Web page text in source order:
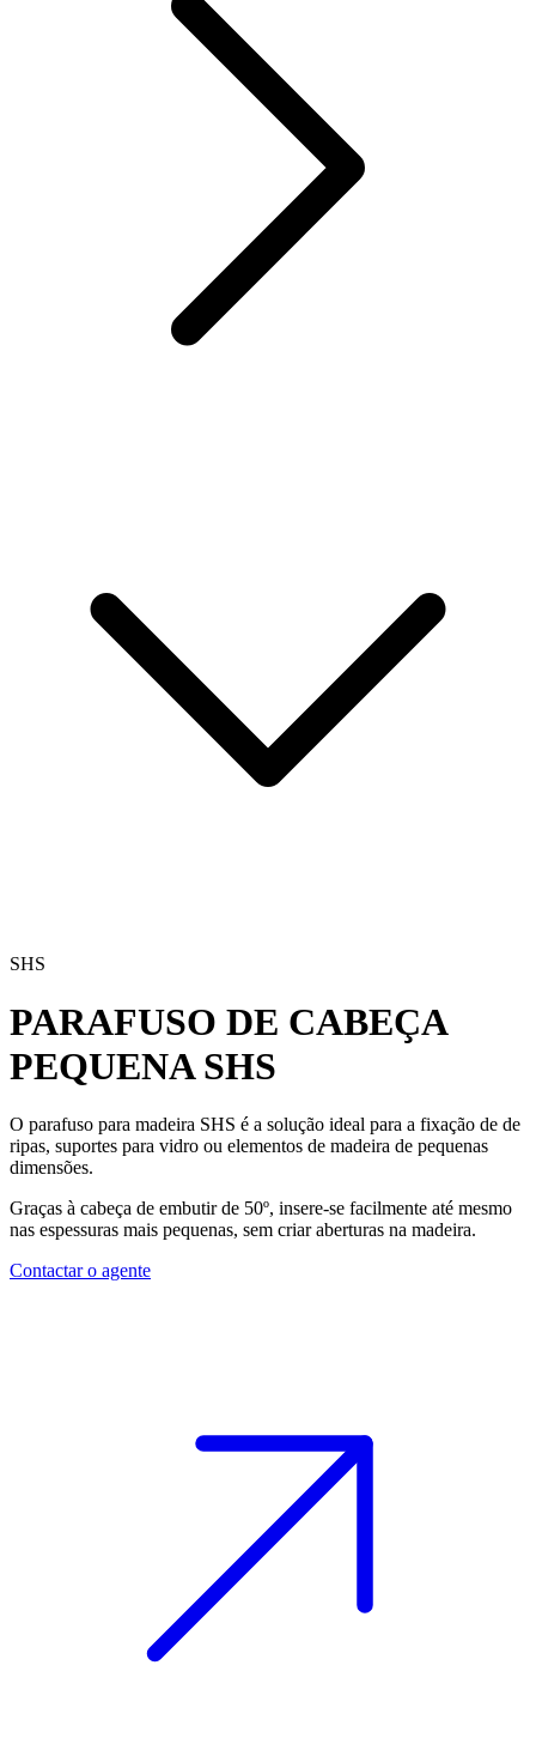
SHS
PARAFUSO DE CABEÇA
PEQUENASHS
O parafuso para madeira SHS é a solução ideal para a fixação de de
ripas, suportes para vidro ou elementos de madeira de pequenas
dimensões.
Graças à cabeça de embutir de 50º, insere-se facilmente até mesmo
nas espessuras mais pequenas, sem criar aberturas na madeira.
Contactar o agente